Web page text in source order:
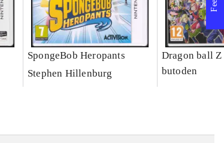
SpongeBob Heropants
Stephen Hillenburg
Dragon ball Z
butoden